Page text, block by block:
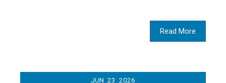
Read More
JUN 23 2026